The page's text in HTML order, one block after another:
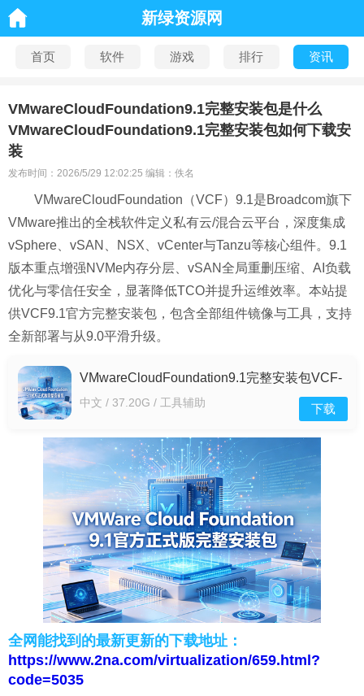
新绿资源网
首页 软件 游戏 排行 资讯
VMwareCloudFoundation9.1完整安装包是什么
VMwareCloudFoundation9.1完整安装包如何下载安
装
发布时间：2026/5/29 12:02:25 编辑：佚名
VMwareCloudFoundation（VCF）9.1是Broadcom旗下
VMware推出的全栈软件定义私有云/混合云平台，深度集成
vSphere、vSAN、NSX、vCenter与Tanzu等核心组件。9.1
版本重点增强NVMe内存分层、vSAN全局重删压缩、AI负载
优化与零信任安全，显著降低TCO并提升运维效率。本站提
供VCF9.1官方完整安装包，包含全部组件镜像与工具，支持
全新部署与从9.0平滑升级。
VMwareCloudFoundation9.1完整安装包VCF-
9.1.0.0-25370929 中文版
中文 / 37.20G / 工具辅助 下载
全网能找到的最新更新的下载地址：
https://www.2na.com/virtualization/659.html?
code=5035